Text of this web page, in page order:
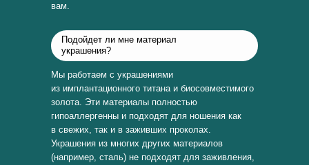
вам.
Подойдет ли мне материал
украшения?
Мы работаем с украшениями
из имплантационного титана и биосовместимого
золота. Эти материалы полностью
гипоаллергенны и подходят для ношения как
в свежих, так и в заживших проколах.
Украшения из многих других материалов
(например, сталь) не подходят для заживления,